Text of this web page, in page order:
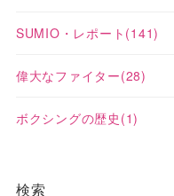
SUMIO・レポート (141)
偉大なファイター(28)
ボクシングの歴史 (1)
検索